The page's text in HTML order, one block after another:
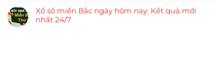
Xổ số miền Bắc ngày hôm nay: Kết quả mới
nhất 24/7